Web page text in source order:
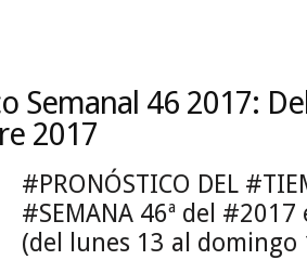
Semanal 46 2017:
2017
#PRONÓSTICO DEL
#SEMANA 46ª del #2017
(del lunes 13 al domingo